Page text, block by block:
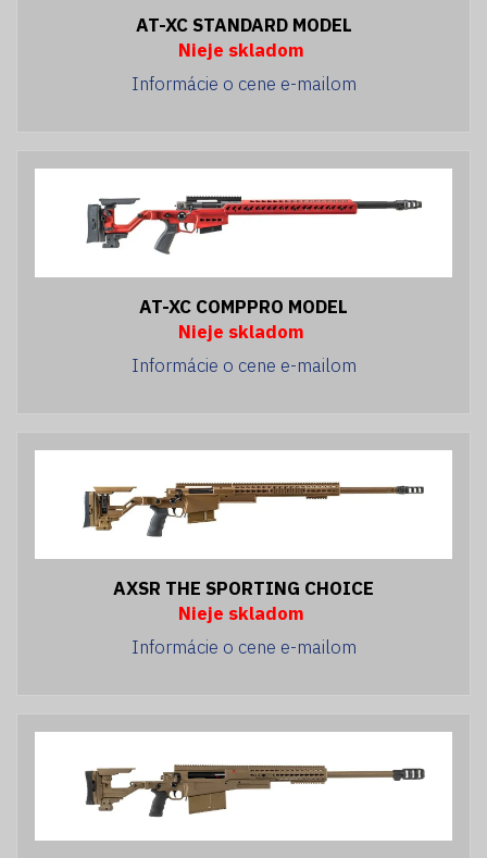
AT-XC STANDARD MODEL
Nieje skladom
Informácie o cene e-mailom
AT-XC COMPPRO MODEL
Nieje skladom
Informácie o cene e-mailom
AXSR THE SPORTING CHOICE
Nieje skladom
Informácie o cene e-mailom